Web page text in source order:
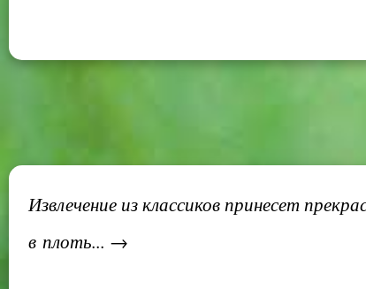
Извлечение из классиков принесет
в плоть... →